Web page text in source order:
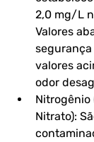
2,0 mg/L
Valores
valores
odor
Nitrogênio
Nitrato):